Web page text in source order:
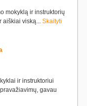
mokyklą ir instruktorių
aiškiai viską... Skaityti
ir instruktoriui
gavau